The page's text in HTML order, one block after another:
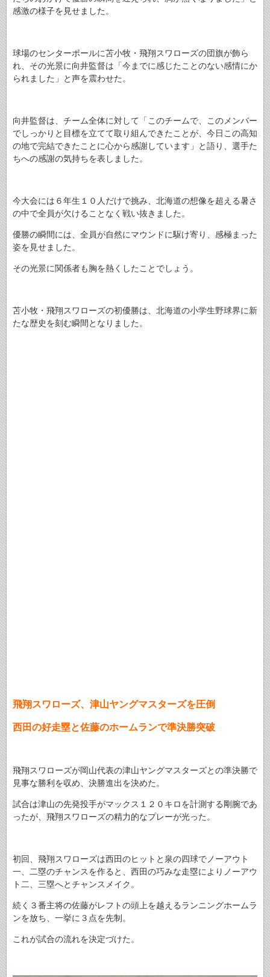
感激の様子を見せました。
球場のセンターポールに苫小牧・飛翔スワローズの団旗が飾ら
れ、その光景に向井監督は「今までに感じたことのない感情にか
られました」と声を震わせた。
向井監督は、チーム全体に対して「このチームで、このメンバー
でしっかりと目標を立てて取り組んできたことが、今日この高知
の地で完結できたことに心から感謝しています」と語り、選手た
ちへの感謝の気持ちを表しました。
今大会には６年生１０人だけで挑み、北海道の想像を超える暑さ
の中で全員が欠けることなく戦い抜きました。
優勝の瞬間には、全員が自然にマウンドに駆け寄り、感極まった
姿を見せました。
その光景に関係者も胸を熱くしたことでしょう。
苫小牧・飛翔スワローズの初優勝は、北海道の小学生野球界に新
たな歴史を刻む瞬間となりました。
飛翔スワローズ、津山ヤングマスターズを圧倒
西田の好走塁と佐藤のホームランで準決勝突破
飛翔スワローズが岡山代表の津山ヤングマスターズとの準決勝で
見事な勝利を収め、決勝進出を決めた。
試合は津山の先発投手がマックス１２０キロを計測する剛腕であ
ったが、飛翔スワローズの精力的なプレーが光った。
初回、飛翔スワローズは西田のヒットと泉の四球でノーアウト
一、二塁のチャンスを作ると、西田の巧みな走塁によりノーアウ
ト二、三塁へとチャンスメイク。
続く３番主将の佐藤がレフトの頭上を越えるランニングホームラ
ンを放ち、一挙に３点を先制。
これが試合の流れを決定づけた。